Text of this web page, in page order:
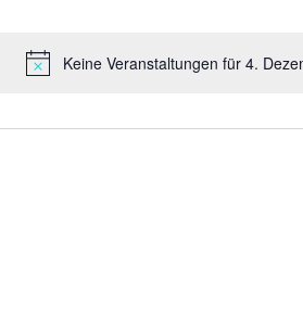
Keine Veranstaltungen für 4.